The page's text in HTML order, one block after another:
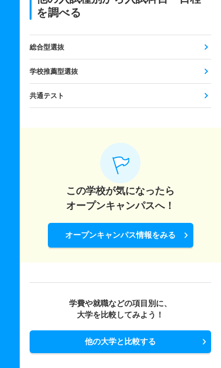
を調べる
総合型選抜
学校推薦型選抜
共通テスト
この学校が気になったら
オープンキャンパスへ！
オープンキャンパス情報をみる
学費や就職などの項目別に、
大学を比較してみよう！
他の大学と比較する